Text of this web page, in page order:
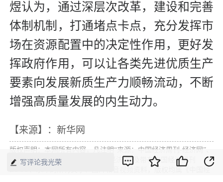
煜认为，通过深层次改革，建设和完善
体制机制，打通堵点卡点，充分发挥市
场在资源配置中的决定性作用，更好发
挥政府作用，可以让各类先进优质生产
要素向发展新质生产力顺畅流动，不断
增强高质量发展的内生动力。
【来源】：新华网
版权声明：本网所有内容，凡注明“来源：中国经济周刊-经济网”、
“来源：中国经济周刊”、“来源：经济网”及带有中国经济周刊
写评论我光荣